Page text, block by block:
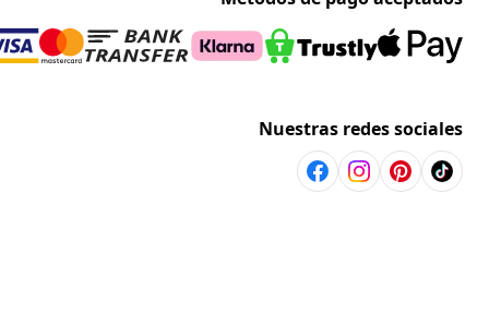
Nuestras redes sociales